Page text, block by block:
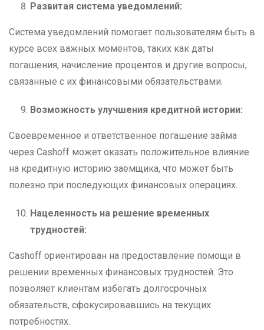
Развитая система уведомлений:
Система уведомлений помогает пользователям быть в
курсе всех важных моментов, таких как даты
погашения, начисление процентов и другие вопросы,
связанные с их финансовыми обязательствами.
Возможность улучшения кредитной истории:
Своевременное и ответственное погашение займа
через Cashoff может оказать положительное влияние
на кредитную историю заемщика, что может быть
полезно при последующих финансовых операциях.
Нацеленность на решение временных
трудностей:
Cashoff ориентирован на предоставление помощи в
решении временных финансовых трудностей. Это
позволяет клиентам избегать долгосрочных
обязательств, сфокусировавшись на текущих
потребностях.